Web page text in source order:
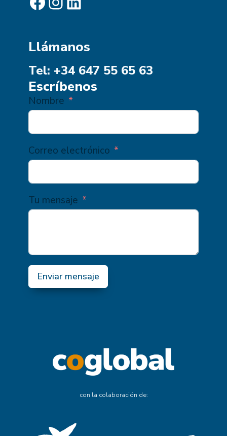
Llámanos
Tel: +34 647 55 65 63
Escríbenos
Nombre
Correo electrónico
Tu mensaje
Enviar mensaje
con la colaboración de: